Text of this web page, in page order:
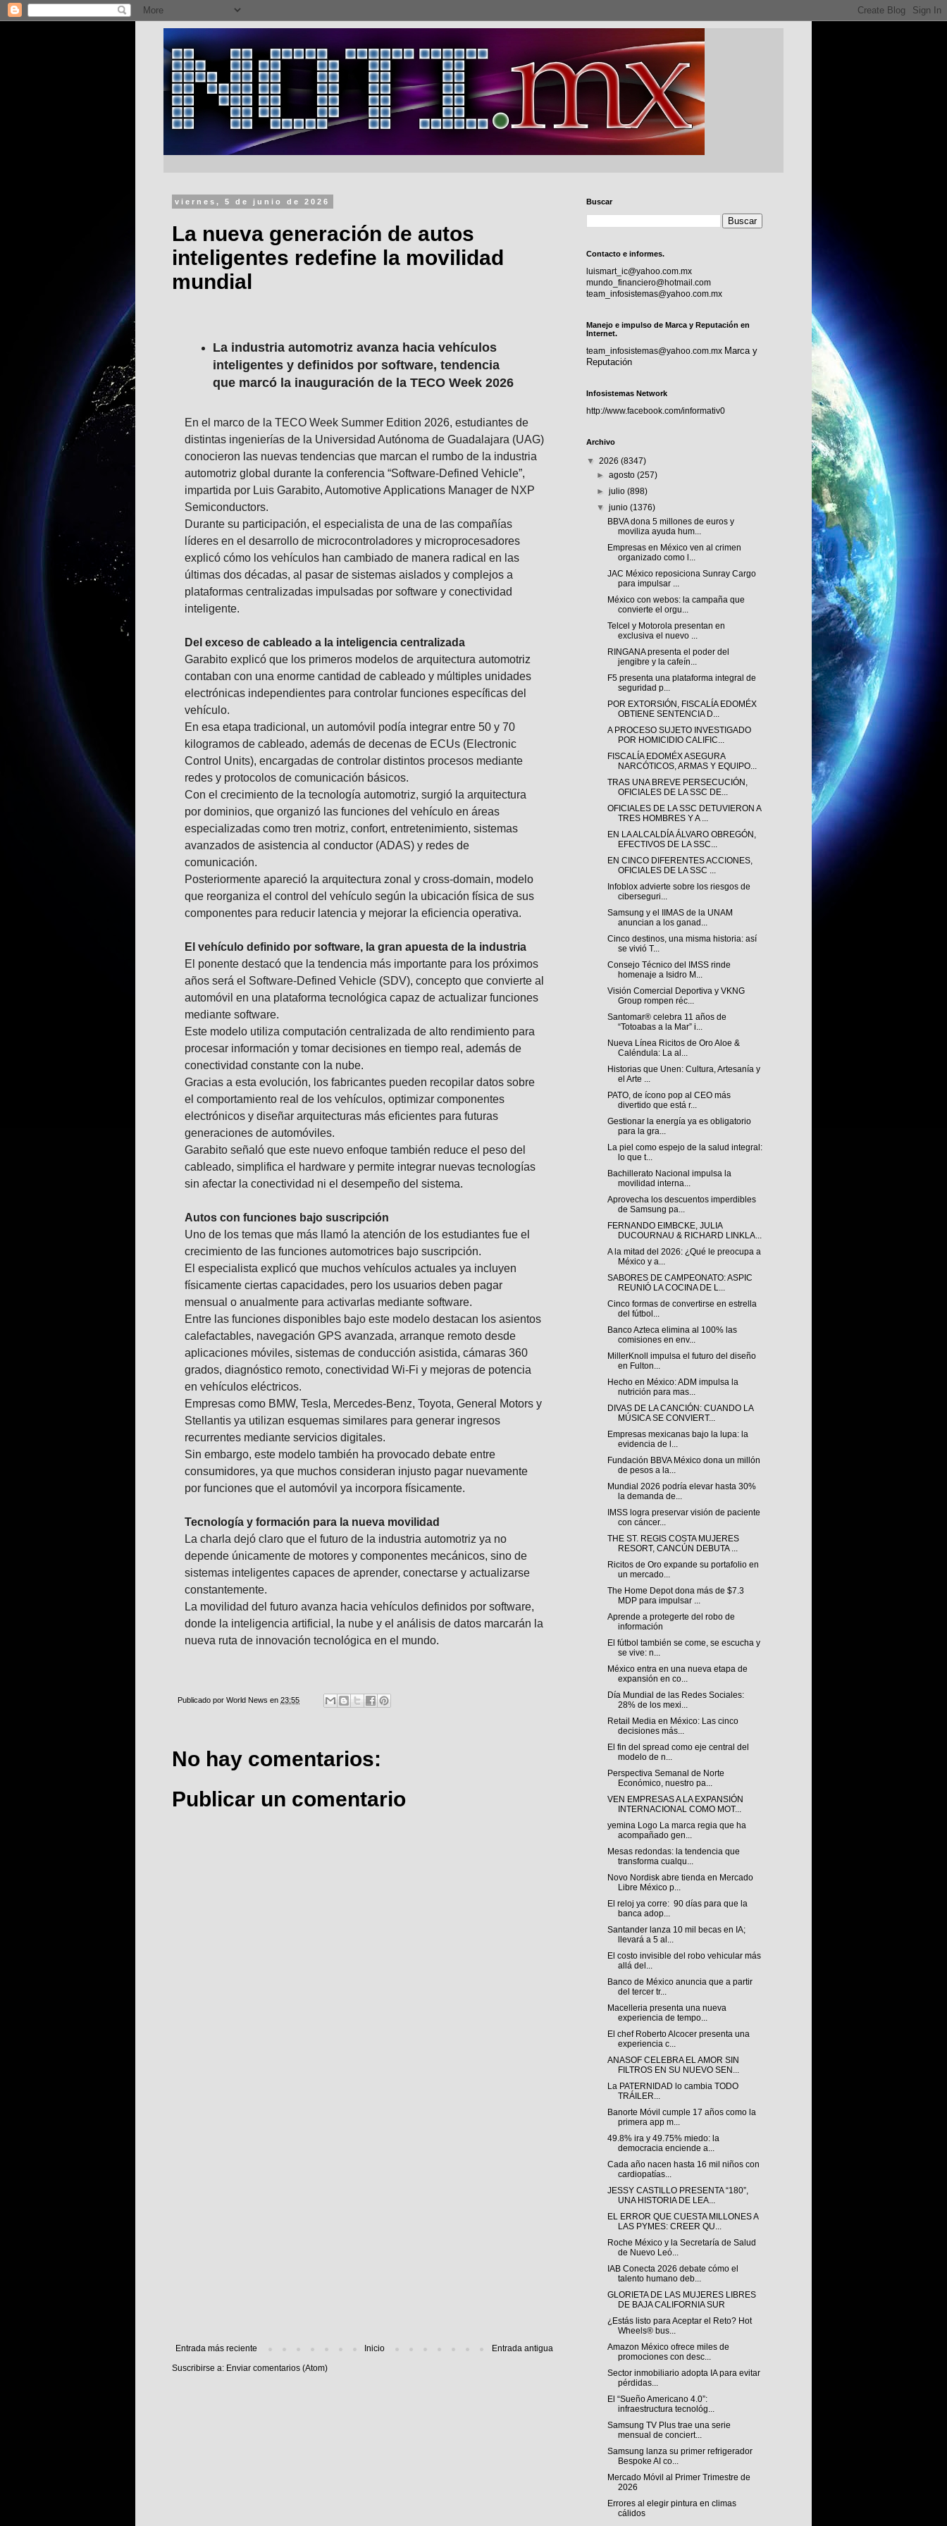
viernes, 5 de junio de 2026
La nueva generación de autos
inteligentes redefine la movilidad
mundial
La industria automotriz avanza hacia vehículos
inteligentes y definidos por software, tendencia
que marcó la inauguración de la TECO Week 2026
En el marco de la TECO Week Summer Edition 2026, estudiantes de
distintas ingenierías de la Universidad Autónoma de Guadalajara (UAG)
conocieron las nuevas tendencias que marcan el rumbo de la industria
automotriz global durante la conferencia “Software-Defined Vehicle”,
impartida por Luis Garabito, Automotive Applications Manager de NXP
Semiconductors.
Durante su participación, el especialista de una de las compañías
líderes en el desarrollo de microcontroladores y microprocesadores
explicó cómo los vehículos han cambiado de manera radical en las
últimas dos décadas, al pasar de sistemas aislados y complejos a
plataformas centralizadas impulsadas por software y conectividad
inteligente.
Del exceso de cableado a la inteligencia centralizada
Garabito explicó que los primeros modelos de arquitectura automotriz
contaban con una enorme cantidad de cableado y múltiples unidades
electrónicas independientes para controlar funciones específicas del
vehículo.
En esa etapa tradicional, un automóvil podía integrar entre 50 y 70
kilogramos de cableado, además de decenas de ECUs (Electronic
Control Units), encargadas de controlar distintos procesos mediante
redes y protocolos de comunicación básicos.
Con el crecimiento de la tecnología automotriz, surgió la arquitectura
por dominios, que organizó las funciones del vehículo en áreas
especializadas como tren motriz, confort, entretenimiento, sistemas
avanzados de asistencia al conductor (ADAS) y redes de
comunicación.
Posteriormente apareció la arquitectura zonal y cross-domain, modelo
que reorganiza el control del vehículo según la ubicación física de sus
componentes para reducir latencia y mejorar la eficiencia operativa.
El vehículo definido por software, la gran apuesta de la industria
El ponente destacó que la tendencia más importante para los próximos
años será el Software-Defined Vehicle (SDV), concepto que convierte al
automóvil en una plataforma tecnológica capaz de actualizar funciones
mediante software.
Este modelo utiliza computación centralizada de alto rendimiento para
procesar información y tomar decisiones en tiempo real, además de
conectividad constante con la nube.
Gracias a esta evolución, los fabricantes pueden recopilar datos sobre
el comportamiento real de los vehículos, optimizar componentes
electrónicos y diseñar arquitecturas más eficientes para futuras
generaciones de automóviles.
Garabito señaló que este nuevo enfoque también reduce el peso del
cableado, simplifica el hardware y permite integrar nuevas tecnologías
sin afectar la conectividad ni el desempeño del sistema.
Autos con funciones bajo suscripción
Uno de los temas que más llamó la atención de los estudiantes fue el
crecimiento de las funciones automotrices bajo suscripción.
El especialista explicó que muchos vehículos actuales ya incluyen
físicamente ciertas capacidades, pero los usuarios deben pagar
mensual o anualmente para activarlas mediante software.
Entre las funciones disponibles bajo este modelo destacan los asientos
calefactables, navegación GPS avanzada, arranque remoto desde
aplicaciones móviles, sistemas de conducción asistida, cámaras 360
grados, diagnóstico remoto, conectividad Wi-Fi y mejoras de potencia
en vehículos eléctricos.
Empresas como BMW, Tesla, Mercedes-Benz, Toyota, General Motors y
Stellantis ya utilizan esquemas similares para generar ingresos
recurrentes mediante servicios digitales.
Sin embargo, este modelo también ha provocado debate entre
consumidores, ya que muchos consideran injusto pagar nuevamente
por funciones que el automóvil ya incorpora físicamente.
Tecnología y formación para la nueva movilidad
La charla dejó claro que el futuro de la industria automotriz ya no
depende únicamente de motores y componentes mecánicos, sino de
sistemas inteligentes capaces de aprender, conectarse y actualizarse
constantemente.
La movilidad del futuro avanza hacia vehículos definidos por software,
donde la inteligencia artificial, la nube y el análisis de datos marcarán la
nueva ruta de innovación tecnológica en el mundo.
Publicado por World News en 23:55
No hay comentarios:
Publicar un comentario
Entrada más reciente Entrada antigua
Inicio
Suscribirse a: Enviar comentarios (Atom)
Buscar
Contacto e informes.
luismart_ic@yahoo.com.mx
mundo_financiero@hotmail.com
team_infosistemas@yahoo.com.mx
Manejo e impulso de Marca y Reputación en
Internet.
team_infosistemas@yahoo.com.mx Marca y
Reputación
Infosistemas Network
http://www.facebook.com/informativ0
Archivo
▼ 2026 (8347)
►agosto(257)
►julio(898)
▼junio(1376)
BBVA dona 5 millones de euros y
moviliza ayuda hum...
Empresas en México ven al crimen
organizado como l...
JAC México reposiciona Sunray Cargo
para impulsar ...
México con webos: la campaña que
convierte el orgu...
Telcel y Motorola presentan en
exclusiva el nuevo ...
RINGANA presenta el poder del
jengibre y la cafeín...
F5 presenta una plataforma integral de
seguridad p...
POR EXTORSIÓN, FISCALÍA EDOMÉX
OBTIENE SENTENCIA D...
A PROCESO SUJETO INVESTIGADO
POR HOMICIDIO CALIFIC...
FISCALÍA EDOMÉX ASEGURA
NARCÓTICOS, ARMAS Y EQUIPO...
TRAS UNA BREVE PERSECUCIÓN,
OFICIALES DE LA SSC DE...
OFICIALES DE LA SSC DETUVIERON A
TRES HOMBRES Y A ...
EN LA ALCALDÍA ÁLVARO OBREGÓN,
EFECTIVOS DE LA SSC...
EN CINCO DIFERENTES ACCIONES,
OFICIALES DE LA SSC ...
Infoblox advierte sobre los riesgos de
ciberseguri...
Samsung y el IIMAS de la UNAM
anuncian a los ganad...
Cinco destinos, una misma historia: así
se vivió T...
Consejo Técnico del IMSS rinde
homenaje a Isidro M...
Visión Comercial Deportiva y VKNG
Group rompen réc...
Santomar® celebra 11 años de
“Totoabas a la Mar” i...
Nueva Línea Ricitos de Oro Aloe &
Caléndula: La al...
Historias que Unen: Cultura, Artesanía y
el Arte ...
PATO, de ícono pop al CEO más
divertido que está r...
Gestionar la energía ya es obligatorio
para la gra...
La piel como espejo de la salud integral:
lo que t...
Bachillerato Nacional impulsa la
movilidad interna...
Aprovecha los descuentos imperdibles
de Samsung pa...
FERNANDO EIMBCKE, JULIA
DUCOURNAU & RICHARD LINKLA...
A la mitad del 2026: ¿Qué le preocupa a
México y a...
SABORES DE CAMPEONATO: ASPIC
REUNIÓ LA COCINA DE L...
Cinco formas de convertirse en estrella
del fútbol...
Banco Azteca elimina al 100% las
comisiones en env...
MillerKnoll impulsa el futuro del diseño
en Fulton...
Hecho en México: ADM impulsa la
nutrición para mas...
DIVAS DE LA CANCIÓN: CUANDO LA
MÚSICA SE CONVIERT...
Empresas mexicanas bajo la lupa: la
evidencia de l...
Fundación BBVA México dona un millón
de pesos a la...
Mundial 2026 podría elevar hasta 30%
la demanda de...
IMSS logra preservar visión de paciente
con cáncer...
THE ST. REGIS COSTA MUJERES
RESORT, CANCÚN DEBUTA ...
Ricitos de Oro expande su portafolio en
un mercado...
The Home Depot dona más de $7.3
MDP para impulsar ...
Aprende a protegerte del robo de
información
El fútbol también se come, se escucha y
se vive: n...
México entra en una nueva etapa de
expansión en co...
Día Mundial de las Redes Sociales:
28% de los mexi...
Retail Media en México: Las cinco
decisiones más...
El fin del spread como eje central del
modelo de n...
Perspectiva Semanal de Norte
Económico, nuestro pa...
VEN EMPRESAS A LA EXPANSIÓN
INTERNACIONAL COMO MOT...
yemina Logo La marca regia que ha
acompañado gen...
Mesas redondas: la tendencia que
transforma cualqu...
Novo Nordisk abre tienda en Mercado
Libre México p...
El reloj ya corre: 90 días para que la
banca adop...
Santander lanza 10 mil becas en IA;
llevará a 5 al...
El costo invisible del robo vehicular más
allá del...
Banco de México anuncia que a partir
del tercer tr...
Macelleria presenta una nueva
experiencia de tempo...
El chef Roberto Alcocer presenta una
experiencia c...
ANASOF CELEBRA EL AMOR SIN
FILTROS EN SU NUEVO SEN...
La PATERNIDAD lo cambia TODO
TRÁILER...
Banorte Móvil cumple 17 años como la
primera app m...
49.8% ira y 49.75% miedo: la
democracia enciende a...
Cada año nacen hasta 16 mil niños con
cardiopatías...
JESSY CASTILLO PRESENTA “180”,
UNA HISTORIA DE LEA...
EL ERROR QUE CUESTA MILLONES A
LAS PYMES: CREER QU...
Roche México y la Secretaría de Salud
de Nuevo Leó...
IAB Conecta 2026 debate cómo el
talento humano deb...
GLORIETA DE LAS MUJERES LIBRES
DE BAJA CALIFORNIA SUR
¿Estás listo para Aceptar el Reto? Hot
Wheels® bus...
Amazon México ofrece miles de
promociones con desc...
Sector inmobiliario adopta IA para evitar
pérdidas...
El “Sueño Americano 4.0”:
infraestructura tecnológ...
Samsung TV Plus trae una serie
mensual de conciert...
Samsung lanza su primer refrigerador
Bespoke AI co...
Mercado Móvil al Primer Trimestre de
2026
Errores al elegir pintura en climas
cálidos